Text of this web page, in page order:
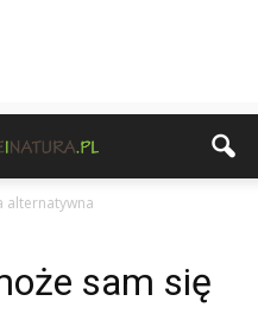
alternatywna
sam się